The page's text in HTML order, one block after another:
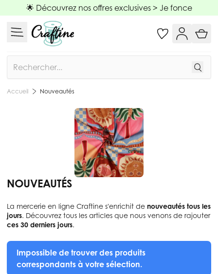
Allez au contenu
🌟 Découvrez nos offres exclusives > Je fonce
Accueil Nouveautés
NOUVEAUTÉS
La mercerie en ligne Craftine s'enrichit de nouveautés tous les
jours. Découvrez tous les articles que nous venons de rajouter
ces 30 derniers jours.
Impossible de trouver des produits
correspondants à votre sélection.